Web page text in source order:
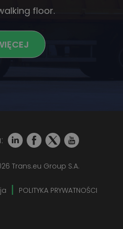
floor.
Trans.eu Group S.A.
POLITYKA PRYWATNOŚCI